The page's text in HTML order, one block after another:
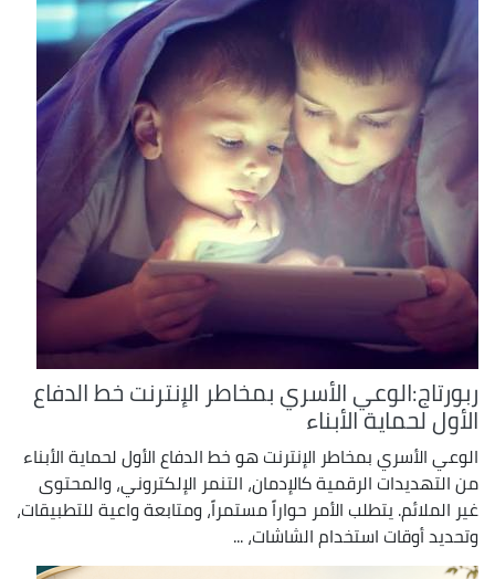
ربورتاج:الوعي الأسري بمخاطر الإنترنت خط الدفاع
الأول لحماية الأبناء
الوعي الأسري بمخاطر الإنترنت هو خط الدفاع الأول لحماية الأبناء
من التهديدات الرقمية كالإدمان، التنمر الإلكتروني، والمحتوى
غير الملائم. يتطلب الأمر حواراً مستمراً، ومتابعة واعية للتطبيقات،
وتحديد أوقات استخدام الشاشات، ...